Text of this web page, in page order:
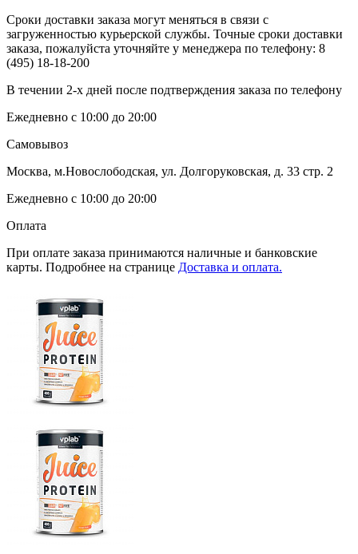
Сроки доставки заказа могут меняться в связи с
загруженностью курьерской службы. Точные сроки доставки
заказа, пожалуйста уточняйте у менеджера по телефону: 8
(495) 18-18-200
В течении 2-х дней после подтверждения заказа по телефону
Ежедневно с 10:00 до 20:00
Самовывоз
Москва, м.Новослободская, ул. Долгоруковская, д. 33 стр. 2
Ежедневно с 10:00 до 20:00
Оплата
При оплате заказа принимаются наличные и банковские
карты. Подробнее на странице Доставка и оплата.